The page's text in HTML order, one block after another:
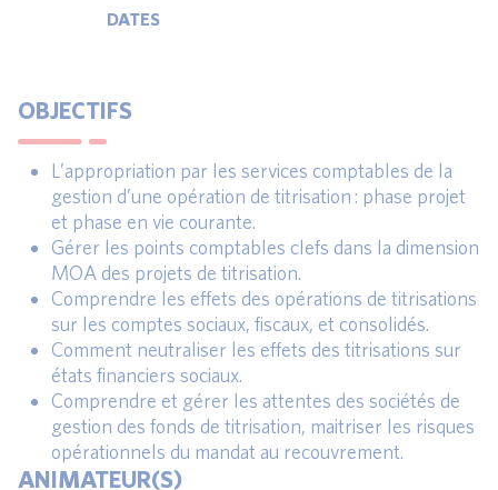
DATES
OBJECTIFS
L’appropriation par les services comptables de la
gestion d’une opération de titrisation : phase projet
et phase en vie courante.
Gérer les points comptables clefs dans la dimension
MOA des projets de titrisation.
Comprendre les effets des opérations de titrisations
sur les comptes sociaux, fiscaux, et consolidés.
Comment neutraliser les effets des titrisations sur
états financiers sociaux.
Comprendre et gérer les attentes des sociétés de
gestion des fonds de titrisation, maitriser les risques
opérationnels du mandat au recouvrement.
ANIMATEUR(S)